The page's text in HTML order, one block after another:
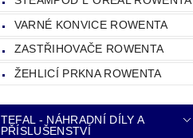
VARNÉ KONVICE ROWENTA
ZASTŘIHOVAČE ROWENTA
ŽEHLICÍ PRKNA ROWENTA
TEFAL - NÁHRADNÍ DÍLY A
PŘÍSLUŠENSTVÍ